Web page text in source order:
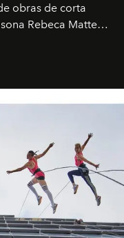
obras de corta
Rebeca Matte
albergado estas
limpias; ponen el